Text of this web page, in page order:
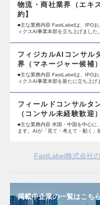
物流・商社業界（エキ
約】
■主な業務内容 FastLabelは、IPO
ィクスAI事業本部を立ち上げました
フィジカルAIコンサル
界（マネージャー候補
■主な業務内容 FastLabelは、IPO
ィクスAI事業本部を新たに立ち上げ
フィールドコンサルタ
（コンサル未経験歓迎）
■主な業務内容 米国・中国を中心に
ます。AIが「見て・考えて・動く」
FastLabel株式会社
掲載中企業の一覧はこち